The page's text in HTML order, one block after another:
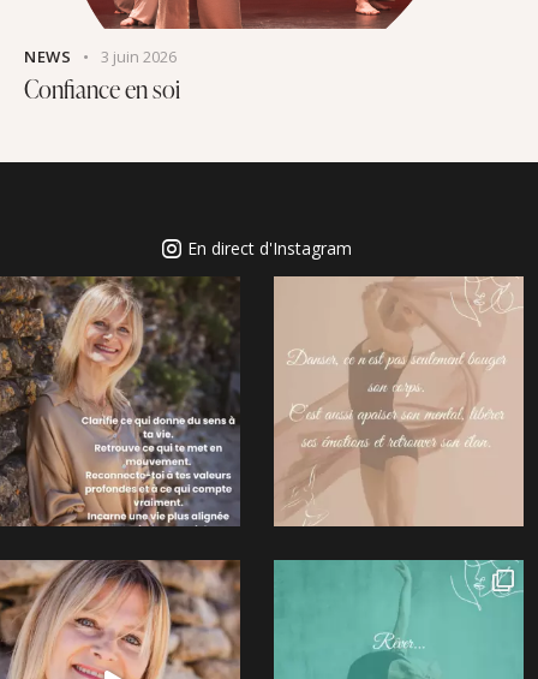
NEWS 3 juin 2026
Confiance en soi
En direct d'Instagram